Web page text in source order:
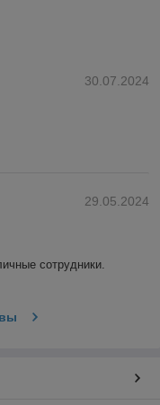
30.07.2024
29.05.2024
сотрудники.